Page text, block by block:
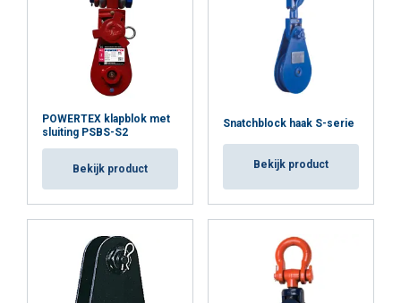
POWERTEX klapblok met
sluiting PSBS-S2
Bekijk product
Snatchblock haak S-serie
Bekijk product
DETAILS WEERGEVEN
Cookie Policy